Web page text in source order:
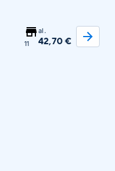
11
al.
42,70 €